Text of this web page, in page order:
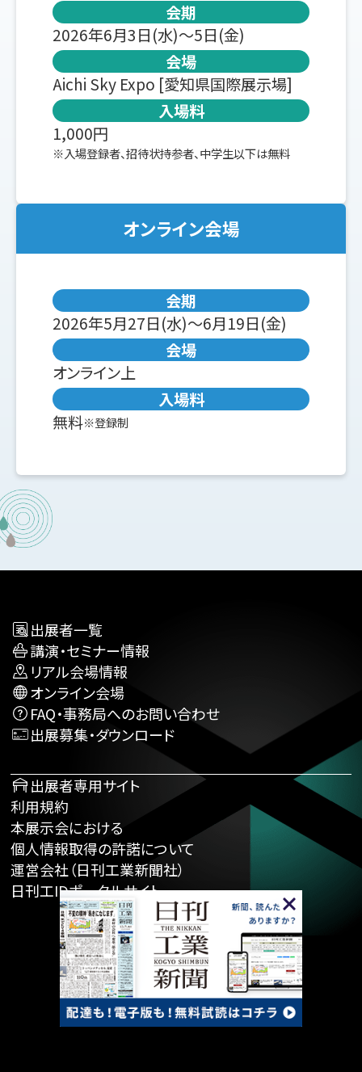
会期
2026年6月3日(水)～5日(金)
会場
Aichi Sky Expo [愛知県国際展示場]
入場料
1,000円
※入場登録者、招待状持参者、中学生以下は無料
オンライン会場
会期
2026年5月27日(水)～6月19日(金)
会場
オンライン上
入場料
無料※登録制
出展者一覧
講演・セミナー情報
リアル会場情報
オンライン会場
FAQ・事務局へのお問い合わせ
出展募集・ダウンロード
出展者専用サイト
利用規約
本展示会における
個人情報取得の許諾について
運営会社（日刊工業新聞社）
日刊工IDポータルサイト